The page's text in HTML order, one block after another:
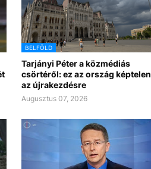
BELFÖLD
Tarjányi Péter a közmédiás
csörtéről: ez az ország képtelen
az újrakezdésre
Augusztus 07, 2026